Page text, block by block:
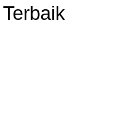
Terbaik